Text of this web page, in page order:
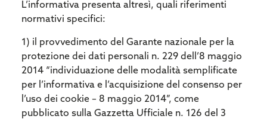
L’informativa presenta altresì, quali riferimenti
normativi specifici:
1) il provvedimento del Garante nazionale per la
protezione dei dati personali n. 229 dell’8 maggio
2014 “individuazione delle modalità semplificate
per l’informativa e l’acquisizione del consenso per
l’uso dei cookie – 8 maggio 2014”, come
pubblicato sulla Gazzetta Ufficiale n. 126 del 3